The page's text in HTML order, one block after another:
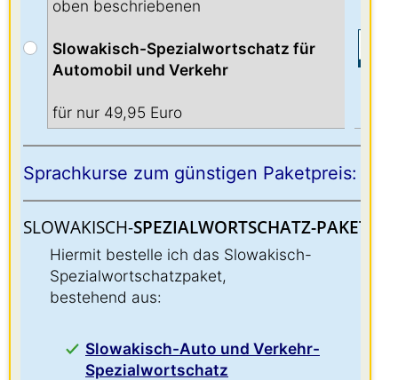
oben beschriebenen
Slowakisch-Spezialwortschatz für
Automobil und Verkehr
für nur 49,95 Euro
Sprachkurse zum günstigen Paketpreis:
SLOWAKISCH-SPEZIALWORTSCHATZ-PAKET:
Hiermit bestelle ich das Slowakisch-
Spezialwortschatzpaket,
bestehend aus:
Slowakisch-Auto und Verkehr-
Spezialwortschatz